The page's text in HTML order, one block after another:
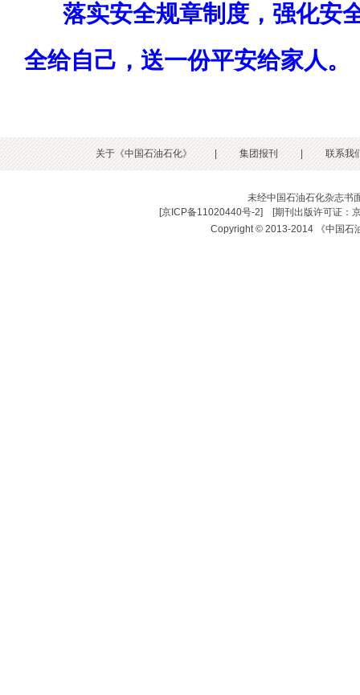
落实安全规章制度，强化安
全给自己，送一份平安给家人。
关于《中国石油石化》 | 集团报刊 | 联系我
未经中国石油石化杂志书
[京ICP备11020440号-2] [期刊出版许可证：
Copyright © 2013-2014 《中国石